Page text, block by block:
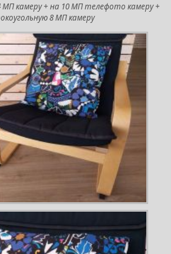
камеру + на 10 МП телефото камеру +
8 МП камеру